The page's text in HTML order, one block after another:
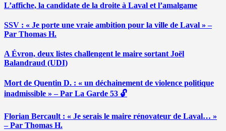
L’affiche, la candidate de la droite à Laval et l’amalgame
SSV : « Je porte une vraie ambition pour la ville de Laval » –
Par Thomas H.
A Évron, deux listes challengent le maire sortant Joël
Balandraud (UDI)
Mort de Quentin D. : « un déchainement de violence politique
inadmissible » – Par La Garde 53 🔓
Florian Bercault : « Je serais le maire rénovateur de Laval… »
– Par Thomas H.